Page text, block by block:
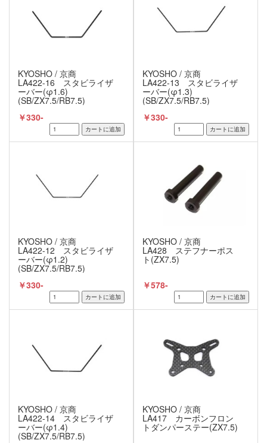
KYOSHO / 京商
LA422-16 スタビライザ
ーバー(φ1.6)
(SB/ZX7.5/RB7.5)
￥330-
KYOSHO / 京商
LA422-13 スタビライザ
ーバー(φ1.3)
(SB/ZX7.5/RB7.5)
￥330-
KYOSHO / 京商
LA422-12 スタビライザ
ーバー(φ1.2)
(SB/ZX7.5/RB7.5)
￥330-
KYOSHO / 京商
LA428 ステフナーポス
ト(ZX7.5)
￥578-
KYOSHO / 京商
LA422-14 スタビライザ
ーバー(φ1.4)
(SB/ZX7.5/RB7.5)
KYOSHO / 京商
LA417 カーボンフロン
トダンパーステー(ZX7.5)